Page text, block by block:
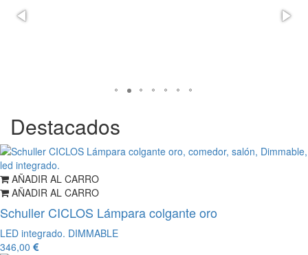
Destacados
AÑADIR AL CARRO
AÑADIR AL CARRO
Schuller CICLOS Lámpara colgante oro
LED integrado. DIMMABLE
346,00